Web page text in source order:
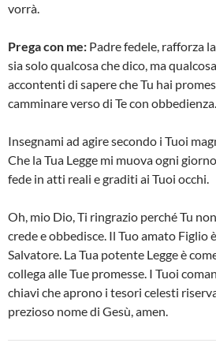
vorrà.
Prega con me: Padre fedele, rafforza
sia solo qualcosa che dico, ma
accontenti di sapere che Tu hai
camminare verso di Te con obbedienza.
Insegnami ad agire secondo i Tuoi
Che la Tua Legge mi muova ogni
fede in atti reali e graditi ai Tuoi occhi.
Oh, mio Dio, Ti ringrazio perché Tu
crede e obbedisce. Il Tuo amato Figlio
Salvatore. La Tua potente Legge è
collega alle Tue promesse. I Tuoi
chiavi che aprono i tesori celesti
prezioso nome di Gesù, amen.